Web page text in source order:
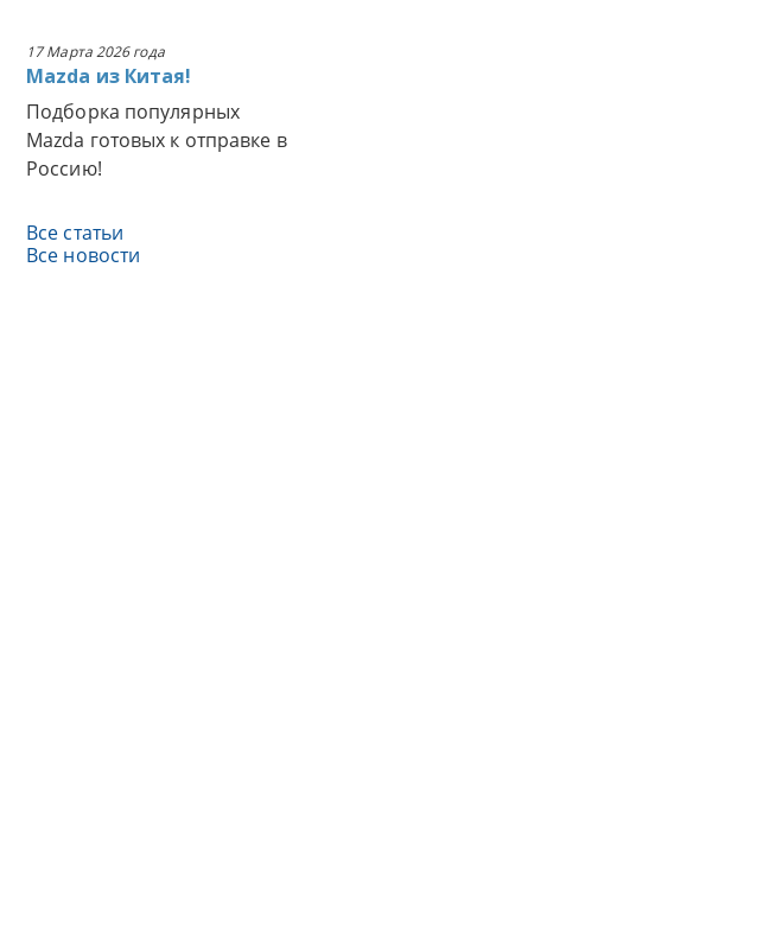
17 Марта 2026 года
Mazda из Китая!
Подборка популярных
Mazda готовых к отправке в
Россию!
Все статьи
Все новости